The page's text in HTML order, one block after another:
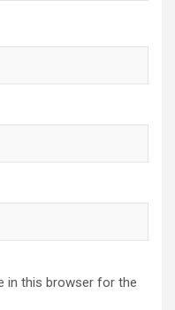
in this browser for the